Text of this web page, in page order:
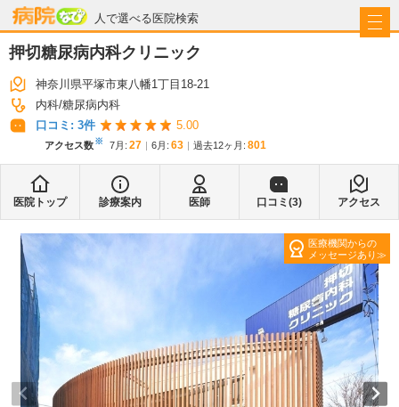
人で選べる医院検索
病院なび
押切糖尿病内科クリニック
神奈川県平塚市東八幡1丁目18-21
内科 糖尿病内科
口コミ: 3件 5.00
アクセス数※ 7月 : 27 6月 : 63 過去12ヶ月: 801
医院トップ 診療案内 医師 口コミ(3) アクセス
医療機関からの
メッセージあり